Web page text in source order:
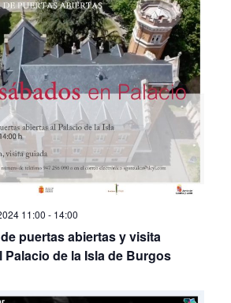
11:00-14:00
puertas abiertas y visita
de la Isla de Burgos